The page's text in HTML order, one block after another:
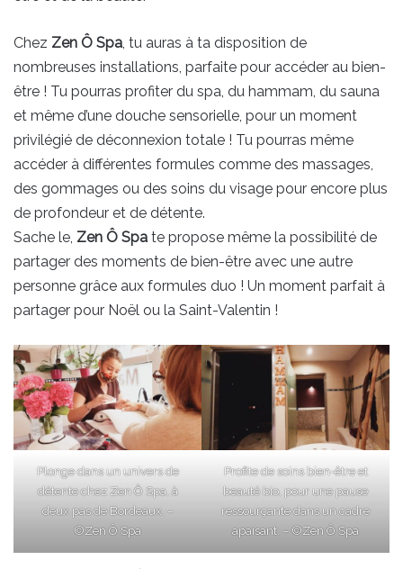
Chez Zen Ô Spa, tu auras à ta disposition de
nombreuses installations, parfaite pour accéder au bien-
être ! Tu pourras profiter du spa, du hammam, du sauna
et même d’une douche sensorielle, pour un moment
privilégié de déconnexion totale ! Tu pourras même
accéder à différentes formules comme des massages,
des gommages ou des soins du visage pour encore plus
de profondeur et de détente.
Sache le, Zen Ô Spa te propose même la possibilité de
partager des moments de bien-être avec une autre
personne grâce aux formules duo ! Un moment parfait à
partager pour Noël ou la Saint-Valentin !
Plonge dans un univers de
détente chez Zen Ô Spa, à
deux pas de Bordeaux. –
©Zen Ô Spa
Profite de soins bien-être et
beauté bio, pour une pause
ressourçante dans un cadre
apaisant. – ©Zen Ô Spa